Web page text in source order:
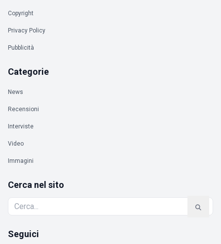
Copyright
Privacy Policy
Pubblicità
Categorie
News
Recensioni
Interviste
Video
Immagini
Cerca nel sito
Seguici